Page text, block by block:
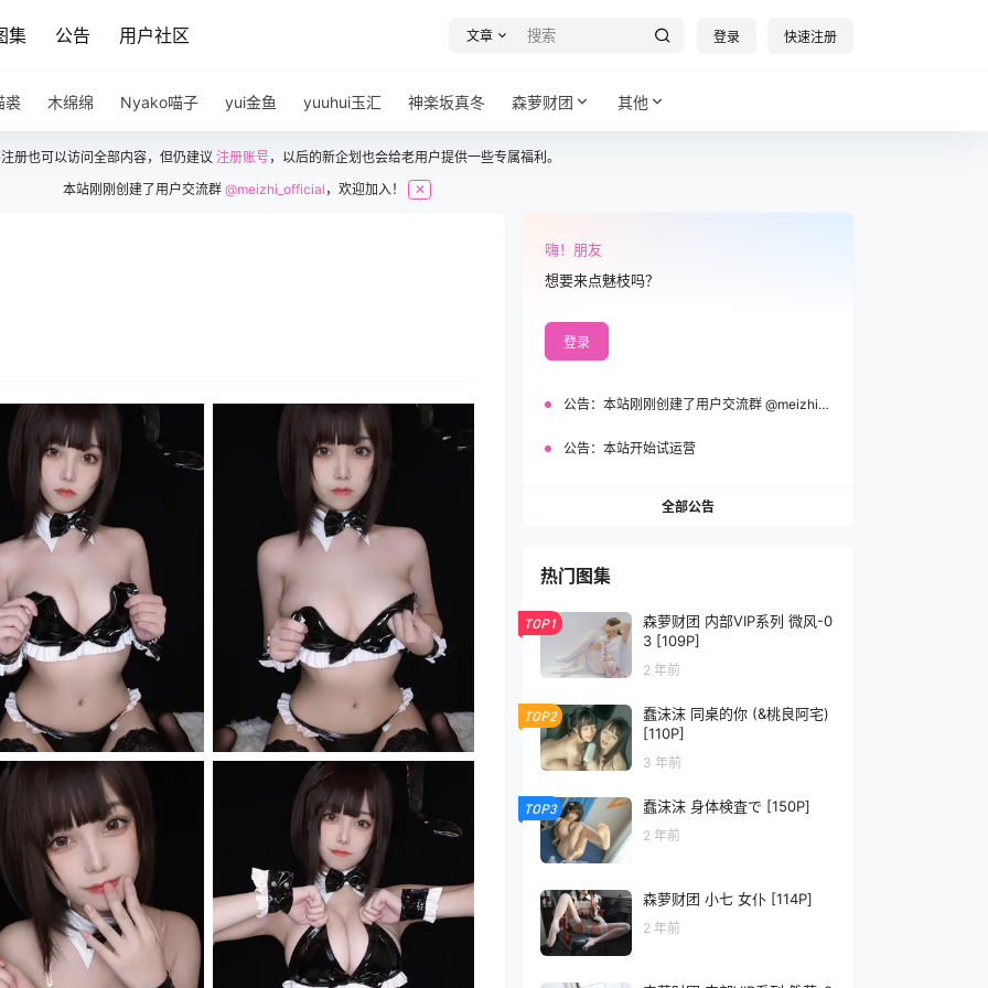
集 公告 用户社区 文章 登录 快速注册
裘 木绵绵 Nyako喵子 yui金鱼 yuuhui玉汇 神楽坂真冬 森萝财团 其他
册也可以访问全部内容，但仍建议 注册账号，以后的新企划也会给老用户提供一些专属福利。
本站刚刚创建了用户交流群@meizhi_official ，欢迎加入！ ✕
嗨！朋友
想要来点魅枝吗？
登录
公告： 本站刚刚创建了用户交流群 @meizhi_official，欢迎加入！
公告： 本站开始试运营
全部公告
热门图集
TOP1
森萝财团 内部VIP系列 微风-0
3 [109P]
2 年前
TOP2
蠢沫沫 同桌的你 (&桃良阿宅)
[110P]
3 年前
TOP3 蠢沫沫 身体検査で [150P]
2 年前
森萝财团 小七 女仆 [114P]
2 年前